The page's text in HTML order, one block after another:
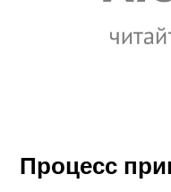
Процесс